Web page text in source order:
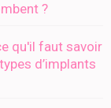
?
qu'il faut savoir
d’implants